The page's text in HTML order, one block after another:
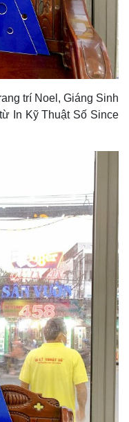
trí Noel, Giáng Sinh
In Kỹ Thuật Số Since